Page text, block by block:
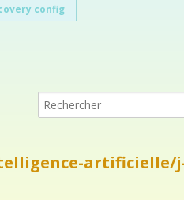
config
artificielle/